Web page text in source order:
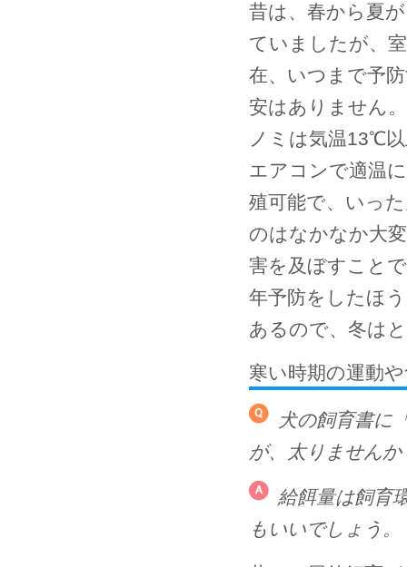
昔は、春から夏
ていましたが、
在、いつまで予
安はありません。
ノミは気温13℃
エアコンで適温
殖可能で、いっ
のはなかなか大
害を及ぼすこと
年予防をしたほ
あるので、冬は
寒い時期の運動
犬の飼育書に
が、太りませんか
給餌量は飼育
もいいでしょう。